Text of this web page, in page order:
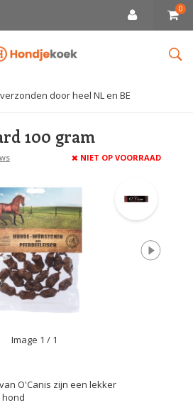
0
door heel NL en BE
100 gram
NIET OP VOORRAAD
Image 1 / 1
O'Canis zijn een lekker